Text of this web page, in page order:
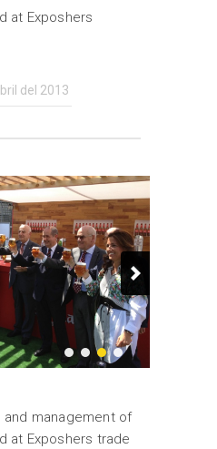
at Exposhers
del 2013
management of
at Exposhers trade